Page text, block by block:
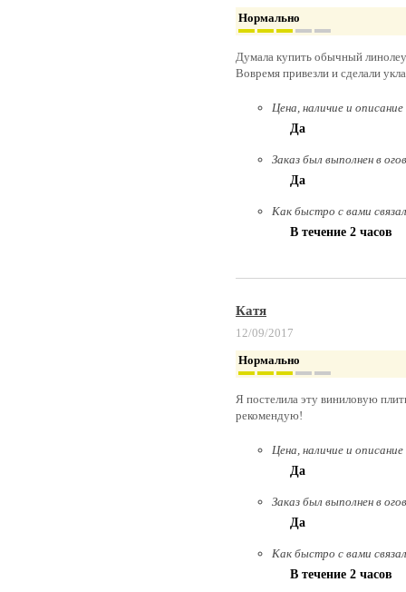
Нормально
Думала купить обычный
Вовремя привезли и сделали
Цена, наличие и
Да
Заказ был выполнен в
Да
Как быстро с вами
В течение 2 часов
Катя
12/09/2017
Нормально
Я постелила эту виниловую
рекомендую!
Цена, наличие и
Да
Заказ был выполнен в
Да
Как быстро с вами
В течение 2 часов